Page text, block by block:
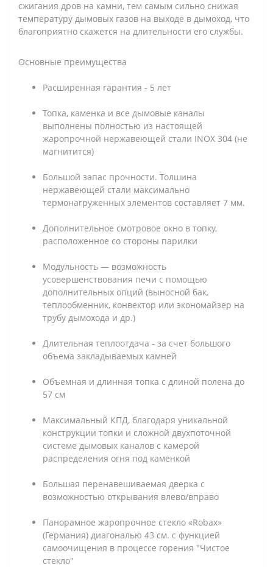
сжигания дров на камни, тем самым сильно снижая
температуру дымовых газов на выходе в дымоход, что
благоприятно скажется на длительности его службы.
Основные преимущества
Расширенная гарантия - 5 лет
Топка, каменка и все дымовые каналы
выполнены полностью из настоящей
жаропрочной нержавеющей стали INOX 304 (не
магнитится)
Большой запас прочности. Толшина
нержавеющей стали максимально
термонагруженных элементов составляет 7 мм.
Дополнительное смотровое окно в топку,
расположенное со стороны парилки
Модульность — возможность
усовершенствования печи с помощью
дополнительных опций (выносной бак,
теплообменник, конвектор или экономайзер на
трубу дымохода и др.)
Длительная теплоотдача - за счет большого
объема закладываемых камней
Объемная и длинная топка с длиной полена до
57 см
Максимальный КПД, благодаря уникальной
конструкции топки и сложной двухпоточной
системе дымовых каналов с камерой
распределения огня под каменкой
Большая перенавешиваемая дверка с
возможностью открывания влево/вправо
Панорамное жаропрочное стекло «Robax»
(Германия) диагональю 43 см. с функцией
самоочищения в процессе горения "Чистое
стекло"